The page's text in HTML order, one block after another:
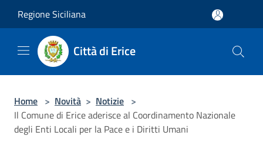
Regione Siciliana
Città di Erice
Home > Novità > Notizie >
Il Comune di Erice aderisce al Coordinamento Nazionale
degli Enti Locali per la Pace e i Diritti Umani